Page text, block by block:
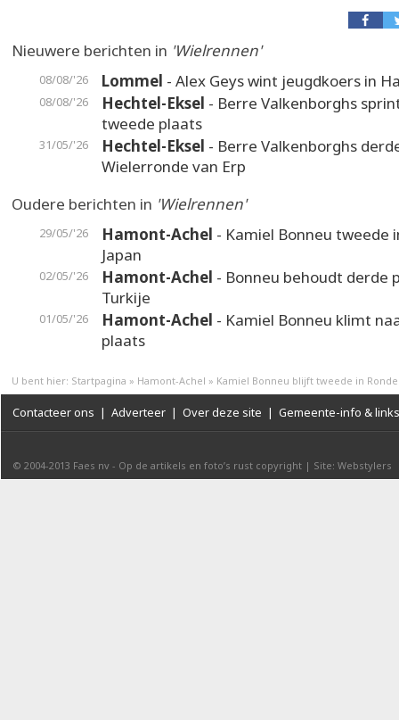
Nieuwere berichten in 'Wielrennen'
08/08/'26 Lommel - Alex Geys wint jeugdkoers in
08/08/'26 Hechtel-Eksel - Berre Valkenborghs
tweede plaats
31/05/'26 Hechtel-Eksel - Berre Valkenborghs
Wielerronde van Erp
Oudere berichten in 'Wielrennen'
29/05/'26 Hamont-Achel - Kamiel Bonneu tweede
Japan
02/05/'26 Hamont-Achel - Bonneu behoudt derde
Turkije
01/05/'26 Hamont-Achel - Kamiel Bonneu klimt
plaats
U bent hier: Startpagina » Hamont-Achel » Kamiel Bonneu blijft tweede in Ronde
Contacteer ons | Adverteer | Over deze site | Gemeente-info & links
© 2004-2013 Faes nv - Op de artikels en foto’s rust copyright | Site: Webstylers